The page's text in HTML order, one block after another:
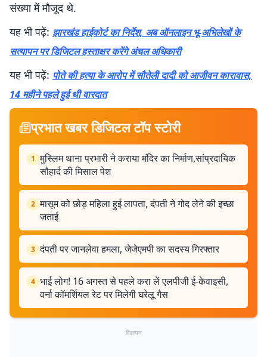
संख्या में मौजूद थे.
यह भी पढ़ें: झारखंड हाईकोर्ट का निर्देश, अब ऑनलाइन भू-अभिलेखों के
सत्यापन पर डिजिटल हस्ताक्षर करेंगे अंचल अधिकारी
यह भी पढ़ें: पोते की हत्या के आरोप में सौतेली दादी को आजीवन कारावास,
14 महीने पहले हुई थी वारदात
प्रभात खबर डिजिटल टॉप स्टोरी
1 मुस्लिम थाना प्रभारी ने कराया मंदिर का निर्माण,सांप्रदायिक
सौहार्द की मिसाल पेश
2 मासूम को छोड़ महिला हुई लापता, दंपती ने गोद लेने की इच्छा
जताई
3 दंपती पर जानलेवा हमला, जेजेएमपी का सदस्य गिरफ्तार
4 भाई लोग! 16 अगस्त से पहले करा लें एलपीजी ई-केवाइसी,
वर्ना कॉमर्शियल रेट पर मिलेगी घरेलू गैस
विज्ञापन